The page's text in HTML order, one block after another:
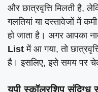
और छात्रवृत्ति मिलती है,
गलतियां या दस्तावेजों में
हो जाता है। अगर आपका
List में आ गया, तो
है। इसलिए, इसे समय पर
यूपी स्कॉलरशिप